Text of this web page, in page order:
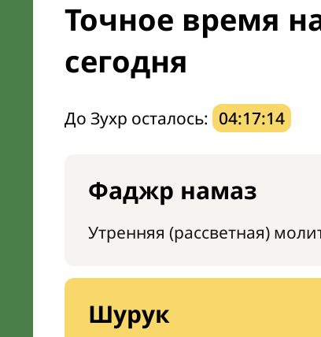
Точное время
сегодня
До Зухр осталось: 04:17:13
Фаджр намаз
Утренняя (рассветная)
Шурук